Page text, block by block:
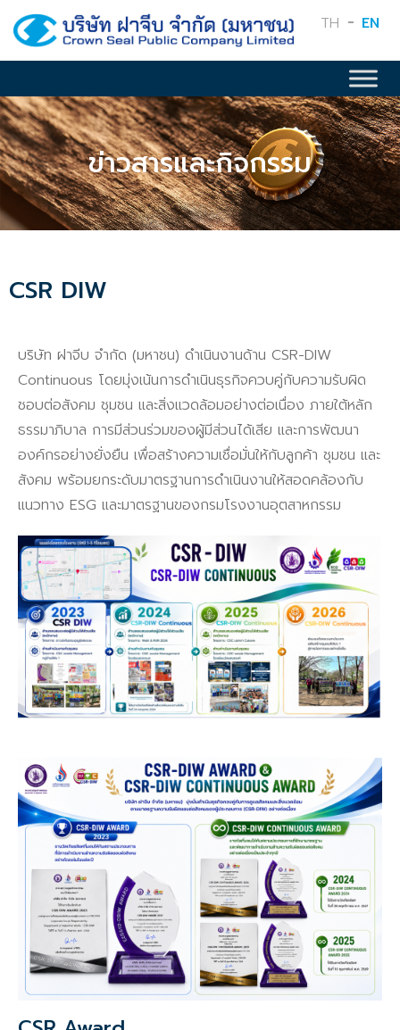
TH EN
ข่าวสารและกิจกรรม
CSR DIW
บริษัท ฝาจีบ จำกัด (มหาชน) ดำเนินงานด้าน CSR-DIW
Continuous โดยมุ่งเน้นการดำเนินธุรกิจควบคู่กับความรับผิด
ชอบต่อสังคม ชุมชน และสิ่งแวดล้อมอย่างต่อเนื่อง ภายใต้หลัก
ธรรมาภิบาล การมีส่วนร่วมของผู้มีส่วนได้เสีย และการพัฒนา
องค์กรอย่างยั่งยืน เพื่อสร้างความเชื่อมั่นให้กับลูกค้า ชุมชน และ
สังคม พร้อมยกระดับมาตรฐานการดำเนินงานให้สอดคล้องกับ
แนวทาง ESG และมาตรฐานของกรมโรงงานอุตสาหกรรม